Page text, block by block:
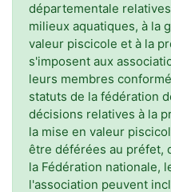
départementale
milieux aquatiques, à la
valeur piscicole et à la
s'imposent aux
leurs membres
statuts de la fédération
décisions relatives à la
la mise en valeur
être déférées au préfet,
la Fédération nationale,
l'association peuvent